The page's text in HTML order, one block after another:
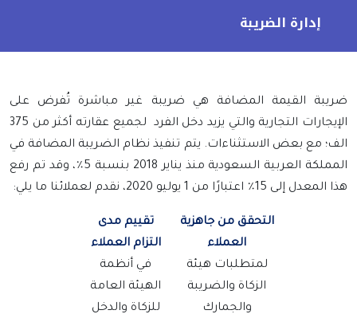
إدارة الضريبة
ضريبة القيمة المضافة هي ضريبة غير مباشرة تُفرض على
الإيجارات التجارية والتي يزيد دخل الفرد لجميع عقارته أكثر من 375
الف؛ مع بعض الاستثناءات. يتم تنفيذ نظام الضريبة المضافة في
المملكة العربية السعودية منذ يناير 2018 بنسبة 5٪، وقد تم رفع
هذا المعدل إلى 15٪ اعتبارًا من 1 يوليو 2020، نقدم لعملائنا ما يلي
:
التحقق من جاهزية
العملاء
لمتطلبات هيئة
الزكاة والضريبة
والجمارك
تقييم مدى
التزام العملاء
في أنظمة
الهيئة العامة
للزكاة والدخل